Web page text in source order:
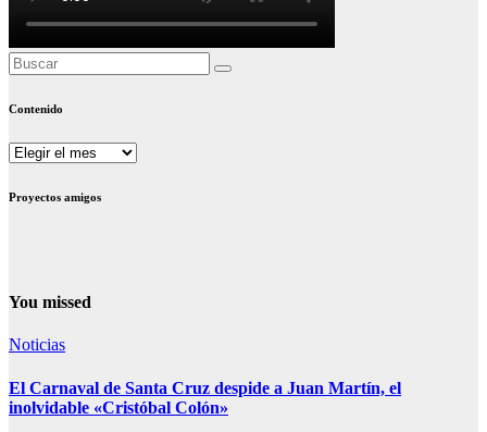
Contenido
Contenido
Proyectos amigos
You missed
Noticias
El Carnaval de Santa Cruz despide a Juan Martín, el
inolvidable «Cristóbal Colón»